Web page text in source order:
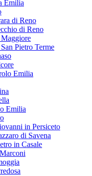
Emilia
di Reno
di Reno
Maggiore
Pietro Terme
Emilia
Emilia
in Persiceto
di Savena
in Casale